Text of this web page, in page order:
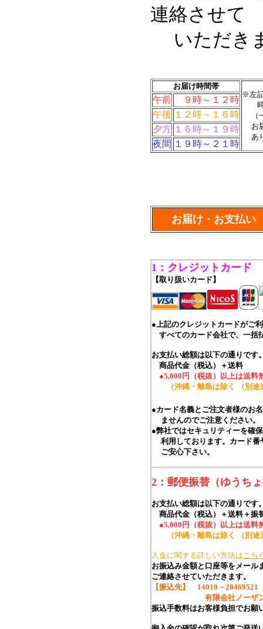
連絡させて
いただき
お届け時間帯
※左
時
（
お
あ
午前
９時～１２時
午後 １２時～１６時
夕方 １６時～１９時
夜間 １９時～２１時
お届け・お支払い
1：クレジットカード
【取り扱いカード】
●上記のクレジットカードがご
すべてのカード会社で、一括
お支払い総額は以下の通りです
商品代金（税込）＋送料
●5,000円（税抜）以上は送料
（沖縄・離島は除く （別
●カード名義とご注文者様のお
ませんのでご注意ください。
●弊社ではセキュリティーを確
利用しております。カード番
ご安心下さい。
2：郵便振替（ゆうち
お支払い総額は以下の通りです
商品代金（税込）＋送料＋振
●5,000円（税抜）以上は送料
（沖縄・離島は除く （別
入金に関する詳しい方法はこち
お振込み金額と口座等をメール
ご連絡させていただきます。
【振込先】
14010－20469521
有限会社ノーザン
振込手数料はお客様負担でお願